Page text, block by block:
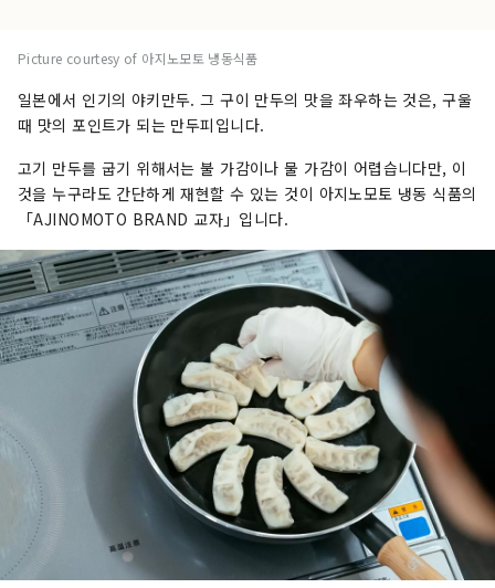
Picture courtesy of 아지노모토 냉동식품
일본에서 인기의 야키만두. 그 구이 만두의 맛을 좌우하는 것은, 구울
때 맛의 포인트가 되는 만두피입니다.
고기 만두를 굽기 위해서는 불 가감이나 물 가감이 어렵습니다만, 이
것을 누구라도 간단하게 재현할 수 있는 것이 아지노모토 냉동 식품의
「AJINOMOTO BRAND 교자」입니다.